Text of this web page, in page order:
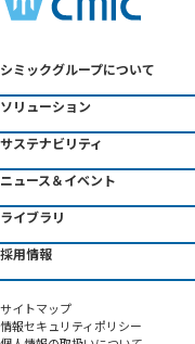
シミックグループについて
ソリューション
サステナビリティ
ニュース＆イベント
ライブラリ
採用情報
サイトマップ
情報セキュリティポリシー